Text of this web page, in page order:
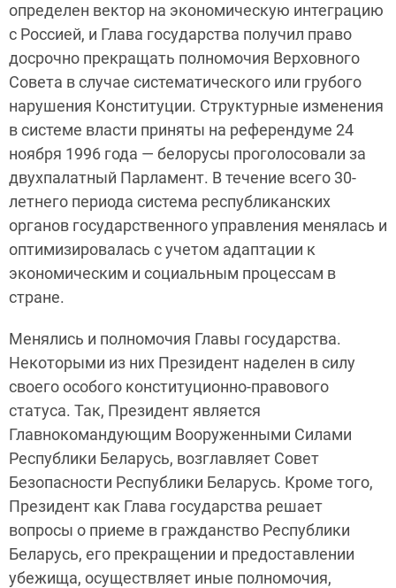
определен вектор на экономическую интеграцию
с Россией, и Глава государства получил право
досрочно прекращать полномочия Верховного
Совета в случае систематического или грубого
нарушения Конституции. Структурные изменения
в системе власти приняты на референдуме 24
ноября 1996 года — белорусы проголосовали за
двухпалатный Парламент. В течение всего 30-
летнего периода система республиканских
органов государственного управления менялась и
оптимизировалась с учетом адаптации к
экономическим и социальным процессам в
стране.
Менялись и полномочия Главы государства.
Некоторыми из них Президент наделен в силу
своего особого конституционно-правового
статуса. Так, Президент является
Главнокомандующим Вооруженными Силами
Республики Беларусь, возглавляет Совет
Безопасности Республики Беларусь. Кроме того,
Президент как Глава государства решает
вопросы о приеме в гражданство Республики
Беларусь, его прекращении и предоставлении
убежища, осуществляет иные полномочия,